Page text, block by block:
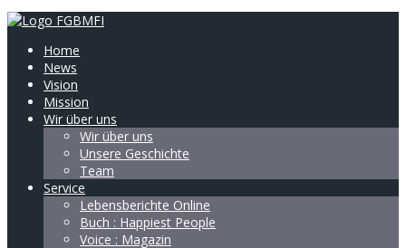
Home
News
Vision
Mission
Wir über uns
Wir über uns
Unsere Geschichte
Team
Service
Lebensberichte Online
Buch : Happiest People
Voice : Magazin